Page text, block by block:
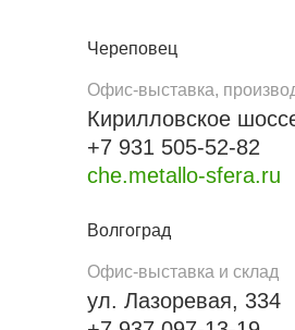
Череповец
Офис-выставка,
Кирилловское
+7 931 505-52-82
che.metallo-sfera.ru
Волгоград
Офис-выставка и склад
ул. Лазоревая, 334